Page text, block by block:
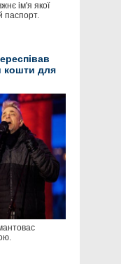
ім'я якої
паспорт.
кошти для